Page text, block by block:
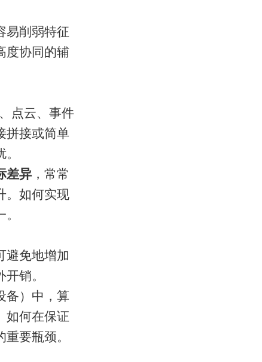
易削弱特征
度协同的辅
点云、事件
拼接或简单
差异 ，常常
。如何实现
避免地增加
销。
备）中，算
如何在保证
重要瓶颈。